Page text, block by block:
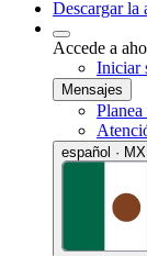
Descargar la
Accede a
Iniciar
Mensajes
español ·